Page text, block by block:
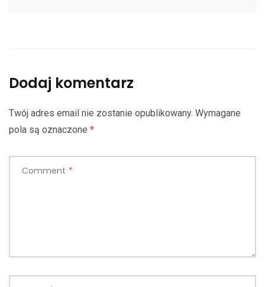
Dodaj komentarz
Twój adres email nie zostanie opublikowany. Wymagane
pola są oznaczone *
Comment *